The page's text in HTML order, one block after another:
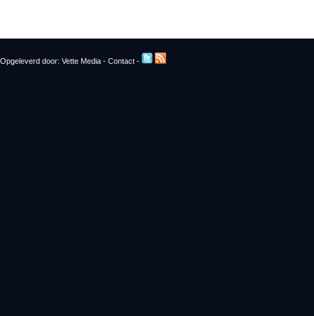
Opgeleverd door: Vette Media - Contact -